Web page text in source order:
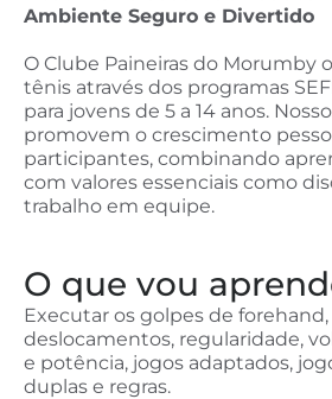
Ambiente Seguro e Divertido
O Clube Paineiras do Morumby
tênis através dos programas
para jovens de 5 a 14 anos.
promovem o crescimento
participantes, combinando
com valores essenciais como
trabalho em equipe.
O que vou
Executar os golpes de
deslocamentos, regularidade,
e potência, jogos adaptados,
duplas e regras.